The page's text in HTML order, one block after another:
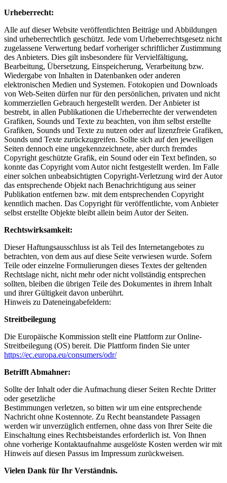
Urheberrecht:
Alle auf dieser Website veröffentlichten Beiträge und Abbildungen
sind urheberrechtlich geschützt. Jede vom Urheberrechtsgesetz nicht
zugelassene Verwertung bedarf vorheriger schriftlicher Zustimmung
des Anbieters. Dies gilt insbesondere für Vervielfältigung,
Bearbeitung, Übersetzung, Einspeicherung, Verarbeitung bzw.
Wiedergabe von Inhalten in Datenbanken oder anderen
elektronischen Medien und Systemen. Fotokopien und Downloads
von Web-Seiten dürfen nur für den persönlichen, privaten und nicht
kommerziellen Gebrauch hergestellt werden. Der Anbieter ist
bestrebt, in allen Publikationen die Urheberrechte der verwendeten
Grafiken, Sounds und Texte zu beachten, von ihm selbst erstellte
Grafiken, Sounds und Texte zu nutzen oder auf lizenzfreie Grafiken,
Sounds und Texte zurückzugreifen. Sollte sich auf den jeweiligen
Seiten dennoch eine ungekennzeichnete, aber durch fremdes
Copyright geschützte Grafik, ein Sound oder ein Text befinden, so
konnte das Copyright vom Autor nicht festgestellt werden. Im Falle
einer solchen unbeabsichtigten Copyright-Verletzung wird der Autor
das entsprechende Objekt nach Benachrichtigung aus seiner
Publikation entfernen bzw. mit dem entsprechenden Copyright
kenntlich machen. Das Copyright für veröffentlichte, vom Anbieter
selbst erstellte Objekte bleibt allein beim Autor der Seiten.
Rechtswirksamkeit:
Dieser Haftungsausschluss ist als Teil des Internetangebotes zu
betrachten, von dem aus auf diese Seite verwiesen wurde. Sofern
Teile oder einzelne Formulierungen dieses Textes der geltenden
Rechtslage nicht, nicht mehr oder nicht vollständig entsprechen
sollten, bleiben die übrigen Teile des Dokumentes in ihrem Inhalt
und ihrer Gültigkeit davon unberührt.
Hinweis zu Dateneingabefeldern:
Streitbeilegung
Die Europäische Kommission stellt eine Plattform zur Online-
Streitbeilegung (OS) bereit. Die Plattform finden Sie unter
https://ec.europa.eu/consumers/odr/
Betrifft Abmahner:
Sollte der Inhalt oder die Aufmachung dieser Seiten Rechte Dritter
oder gesetzliche
Bestimmungen verletzen, so bitten wir um eine entsprechende
Nachricht ohne Kostennote. Zu Recht beanstandete Passagen
werden wir unverzüglich entfernen, ohne dass von Ihrer Seite die
Einschaltung eines Rechtsbeistandes erforderlich ist. Von Ihnen
ohne vorherige Kontaktaufnahme ausgelöste Kosten werden wir mit
Hinweis auf diesen Passus im Impressum zurückweisen.
Vielen Dank für Ihr Verständnis.